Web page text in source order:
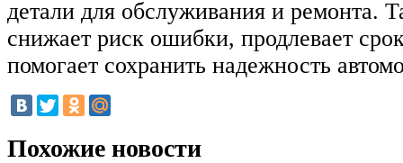
детали для обслуживания и ремонта.
снижает риск ошибки, продлевает
помогает сохранить надежность
Похожие новости